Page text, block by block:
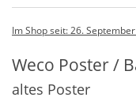
Im Shop seit: 26.
Weco Poster /
altes Poster